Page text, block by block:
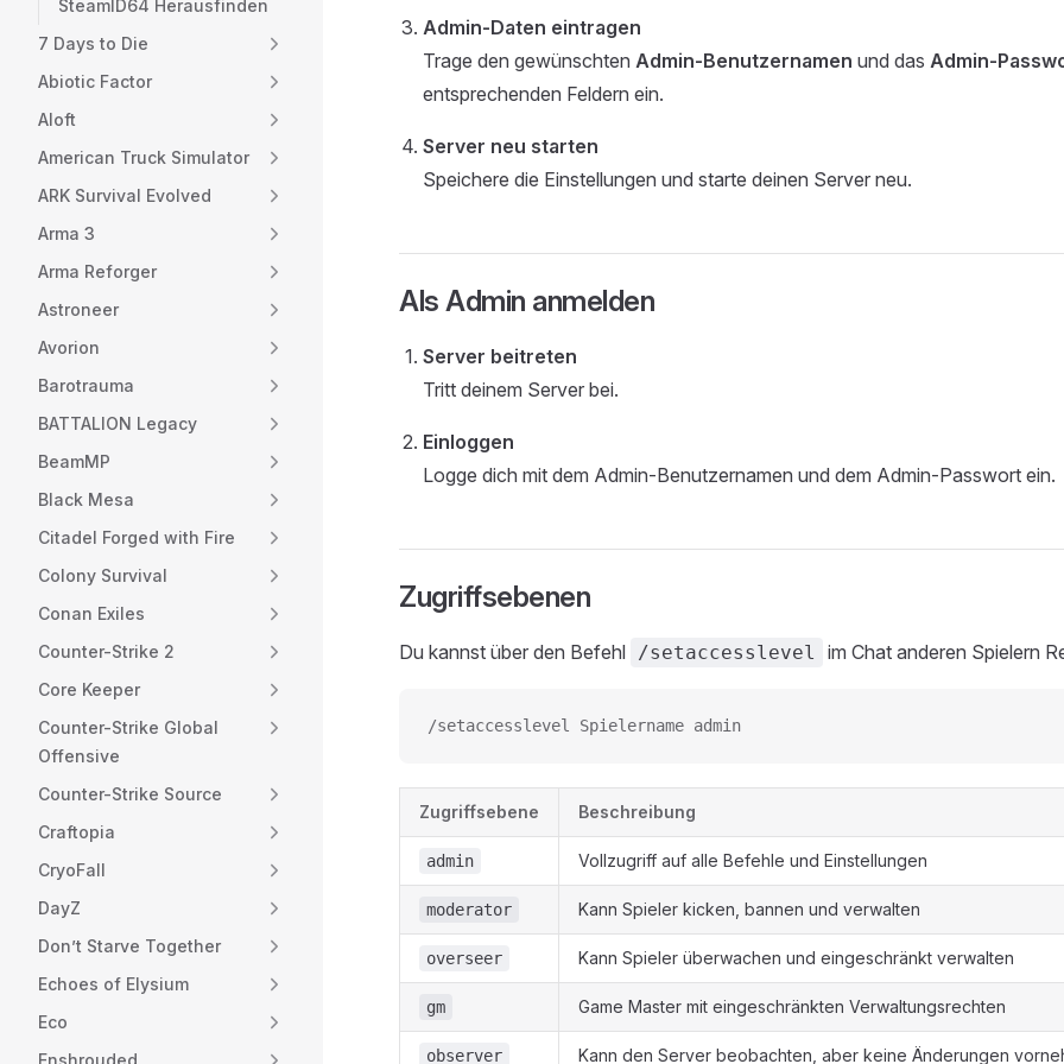
SteamID64 Herausfinden
7 Days to Die
Abiotic Factor
Aloft
American Truck Simulator
ARK Survival Evolved
Arma 3
Arma Reforger
Astroneer
Avorion
Barotrauma
BATTALION Legacy
BeamMP
Black Mesa
Citadel Forged with Fire
Colony Survival
Conan Exiles
Counter-Strike 2
Core Keeper
Counter-Strike Global
Offensive
Counter-Strike Source
Craftopia
CryoFall
DayZ
Don’t Starve Together
Echoes of Elysium
Eco
Enshrouded
Admin-Daten eintragen
Trage den gewünschten Admin-Benutzernamen und das Admin-
entsprechenden Feldern ein.
Server neu starten
Speichere die Einstellungen und starte deinen Server neu.
Als Admin anmelden
Server beitreten
Tritt deinem Server bei.
Einloggen
Logge dich mit dem Admin-Benutzernamen und dem Admin-Passwort ein.
Zugriffsebenen
Du kannst über den Befehl /setaccesslevel im Chat anderen Spielern
/setaccesslevel Spielername admin
Zugriffsebene Beschreibung
admin Vollzugriff auf alle Befehle und Einstellungen
moderator Kann Spieler kicken, bannen und verwalten
overseer Kann Spieler überwachen und eingeschränkt verwalten
gm Game Master mit eingeschränkten Verwaltungsrechten
observer Kann den Server beobachten, aber keine Änderungen